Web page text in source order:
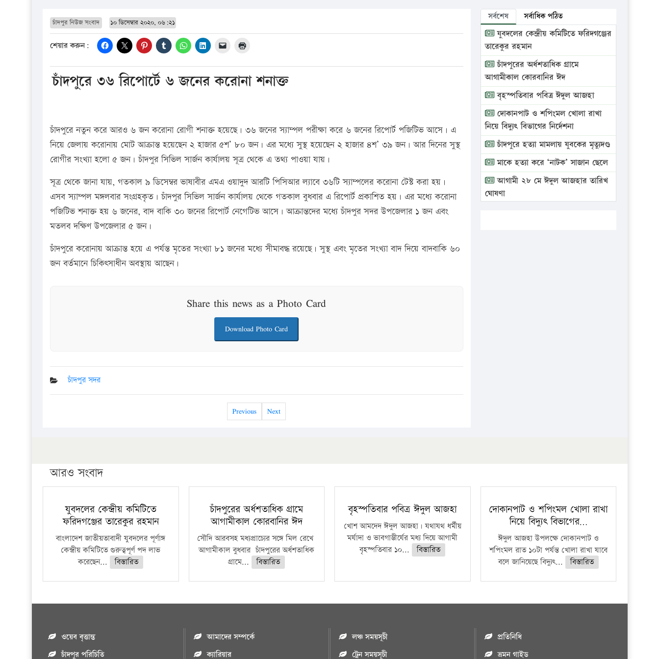
চাঁদপুর নিউজ সংবাদ ১০ ডিসেম্বার ২০২০, ০৬:২১
শেয়ার করুন:
চাঁদপুরে ৩৬ রিপোর্টে ৬ জনের করোনা শনাক্ত
চাঁদপুরে নতুন করে আরও ৬ জন করোনা রোগী শনাক্ত হয়েছে। ৩৬ জনের স্যাম্পল পরীক্ষা করে ৬ জনের রিপোর্ট পজিটিভ আসে। এ
নিয়ে জেলায় করোনায় মোট আক্রান্ত হয়েছেন ২ হাজার ৫শ’ ৮০ জন। এর মধ্যে সুস্থ হয়েছেন ২ হাজার ৪শ’ ৩৯ জন। আর দিনের সুস্থ
রোগীর সংখ্যা হলো ৫ জন। চাঁদপুর সিভিল সার্জন কার্যালয় সূত্র থেকে এ তথ্য পাওয়া যায়।
সূত্র থেকে জানা যায়, গতকাল ৯ ডিসেম্বর ভাষাবীর এমএ ওয়াদুদ আরটি পিসিআর ল্যাবে ৩৬টি স্যাম্পলের করোনা টেস্ট করা হয়।
এসব স্যাম্পল মঙ্গলবার সংগ্রহকৃত। চাঁদপুর সিভিল সার্জন কার্যালয় থেকে গতকাল বুধবার এ রিপোর্ট প্রকাশিত হয়। এর মধ্যে করোনা
পজিটিভ শনাক্ত হয় ৬ জনের, বাদ বাকি ৩০ জনের রিপোর্ট নেগেটিভ আসে। আক্রান্তদের মধ্যে চাঁদপুর সদর উপজেলার ১ জন এবং
মতলব দক্ষিণ উপজেলার ৫ জন।
চাঁদপুরে করোনায় আক্রান্ত হয়ে এ পর্যন্ত মৃতের সংখ্যা ৮১ জনের মধ্যে সীমাবদ্ধ রয়েছে। সুস্থ এবং মৃতের সংখ্যা বাদ দিয়ে বাদবাকি ৬০
জন বর্তমানে চিকিৎসাধীন অবস্থায় আছেন।
Share this news as a Photo Card
Download Photo Card
চাঁদপুর সদর
Previous Next
সর্বশেষ সর্বাধিক পঠিত
যুবদলের কেন্দ্রীয় কমিটিতে ফরিদগঞ্জের
তারেকুর রহমান
চাঁদপুরের অর্ধশতাধিক গ্রামে
আগামীকাল কোরবানির ঈদ
বৃহস্পতিবার পবিত্র ঈদুল আজহা
দোকানপাট ও শপিংমল খোলা রাখা
নিয়ে বিদ্যুৎ বিভাগের নির্দেশনা
চাঁদপুরে হত্যা মামলায় যুবকের মৃত্যুদণ্ড
মাকে হত্যা করে ‘নাটক’ সাজান ছেলে
আগামী ২৮ মে ঈদুল আজহার তারিখ
ঘোষণা
আরও সংবাদ
যুবদলের কেন্দ্রীয় কমিটিতে
ফরিদগঞ্জের তারেকুর রহমান
বাংলাদেশ জাতীয়তাবাদী যুবদলের পূর্ণাঙ্গ
কেন্দ্রীয় কমিটিতে গুরুত্বপূর্ণ পদ লাভ
করেছেন...
বিস্তারিত
চাঁদপুরের অর্ধশতাধিক গ্রামে
আগামীকাল কোরবানির ঈদ
সৌদি আরবসহ মধ্যপ্রাচ্যের সঙ্গে মিল রেখে
আগামীকাল বুধবার চাঁদপুরের অর্ধশতাধিক
গ্রামে...
বিস্তারিত
বৃহস্পতিবার পবিত্র ঈদুল আজহা
খোশ আমদেদ ঈদুল আজহা। যথাযথ ধর্মীয়
মর্যাদা ও ভাবগাম্ভীর্যের মধ্য দিয়ে আগামী
বৃহস্পতিবার ১০...
বিস্তারিত
দোকানপাট ও শপিংমল খোলা রাখা
নিয়ে বিদ্যুৎ বিভাগের…
ঈদুল আজহা উপলক্ষে দোকানপাট ও
শপিংমল রাত ১০টা পর্যন্ত খোলা রাখা যাবে
বলে জানিয়েছে বিদ্যুৎ...
বিস্তারিত
ওয়েব বৃত্তান্ত
চাঁদপুর পরিচিতি
আমাদের সম্পর্কে
ক্যারিয়ার
লঞ্চ সময়সূচী
ট্রেন সময়সূচী
প্রতিনিধি
ভ্রমন গাইড